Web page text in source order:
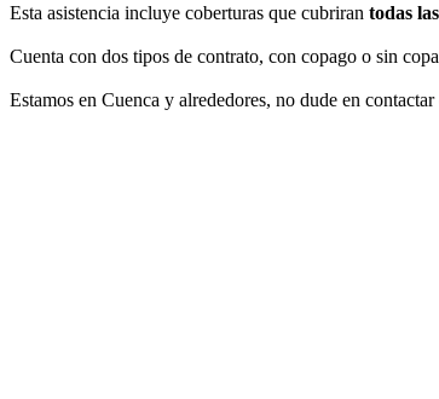
Esta asistencia incluye coberturas que cubriran todas
Cuenta con dos tipos de contrato, con copago o sin
Estamos en Cuenca y alrededores, no dude en